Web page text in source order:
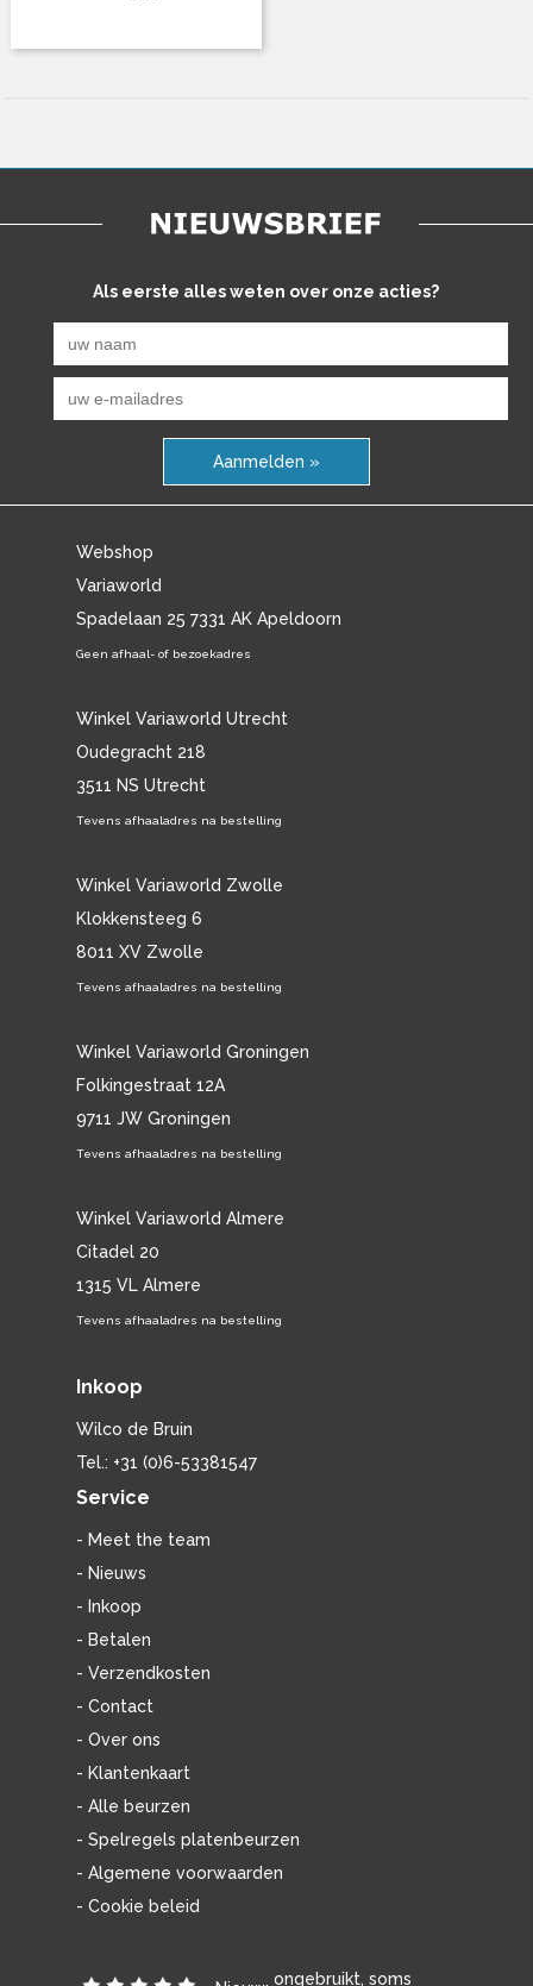
Als eerste alles weten over onze acties?
Aanmelden »
Webshop
Variaworld
Spadelaan 25 7331 AK Apeldoorn
Geen afhaal- of bezoekadres
Winkel Variaworld Utrecht
Oudegracht 218
3511 NS Utrecht
Tevens afhaaladres na bestelling
Winkel Variaworld Zwolle
Klokkensteeg 6
8011 XV Zwolle
Tevens afhaaladres na bestelling
Winkel Variaworld Groningen
Folkingestraat 12A
9711 JW Groningen
Tevens afhaaladres na bestelling
Winkel Variaworld Almere
Citadel 20
1315 VL Almere
Tevens afhaaladres na bestelling
Inkoop
Wilco de Bruin
Tel.: +31 (0)6-53381547
Service
- Meet the team
- Nieuws
- Inkoop
- Betalen
- Verzendkosten
- Contact
- Over ons
- Klantenkaart
- Alle beurzen
- Spelregels platenbeurzen
- Algemene voorwaarden
- Cookie beleid
ongebruikt, soms